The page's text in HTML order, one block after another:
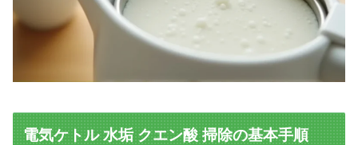
電気ケトル 水垢 クエン酸 掃除の基本手順